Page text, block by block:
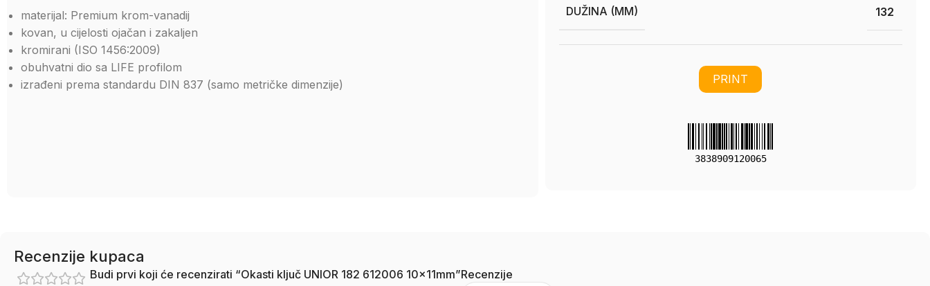
materijal: Premium krom-vanadij
kovan, u cijelosti ojačan i zakaljen
kromirani (ISO 1456:2009)
obuhvatni dio sa LIFE profilom
izrađeni prema standardu DIN 837 (samo metričke dimenzije)
DUŽINA (MM) 132
PRINT
3838909120065
Recenzije kupaca
Recenzije
Budi prvi koji će recenzirati “Okasti ključ UNIOR 182 612006 10x11mm”